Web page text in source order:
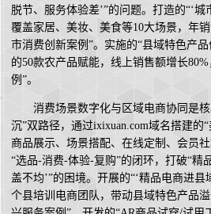
脱节、服务体验差’”的问题。打造的“‘城
覆盖家居、美妆、美食等10大场景，年
市消费创新案例”。实施的“县域特色产
的50款农产品赋能，线上销售额增长
例”。
消费场景数字化与区域电商协同是
沉”双路径，通过ixixuan.com域名搭建的
商品展示、场景搭配、在线定制、会员
“选品-消费-体验-复购”的闭环，打破“精
盖不均’”的困境。开展的“‘精品电商进县
个县培训电商团队，带动县域特色产品